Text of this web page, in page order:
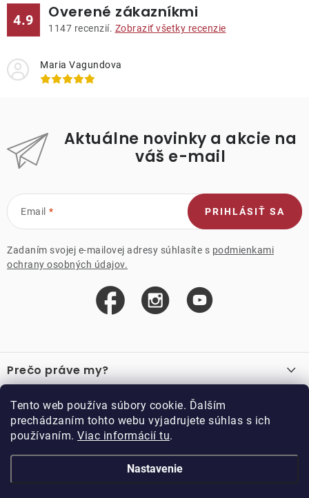
Tento web používa súbory cookie. Ďalším
prechádzaním tohto webu vyjadrujete súhlas s ich
používaním. Viac informácií tu.
Nastavenie
4.9 Overené zákazníkmi
1147 recenzií. Zobraziť všetky recenzie
Maria Vagundova
Aktuálne novinky a akcie na
váš e-mail
Email
Zadaním svojej e-mailovej adresy súhlasíte s podmienkami
ochrany osobných údajov.
PRIHLÁSIŤ SA
á
p
ä
Prečo práve my?
Recenzie
Akcie
Důležité odkazy
Velkoobchod
Vzorková prodejna
Kariéra
O nákupe
Obchodné podmienky